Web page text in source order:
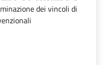
dei vincoli di